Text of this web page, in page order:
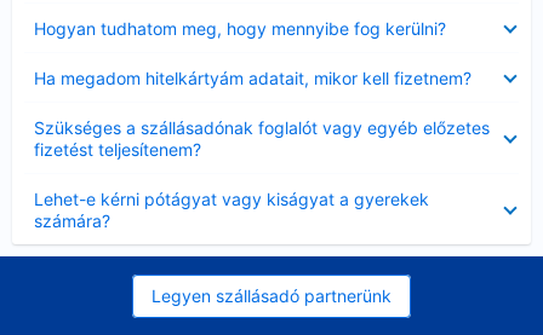
Hogyan tudhatom meg, hogy mennyibe fog kerülni?
Ha megadom hitelkártyám adatait, mikor kell fizetnem?
Szükséges a szállásadónak foglalót vagy egyéb előzetes
fizetést teljesítenem?
Lehet-e kérni pótágyat vagy kiságyat a gyerekek
számára?
Legyen szállásadó partnerünk